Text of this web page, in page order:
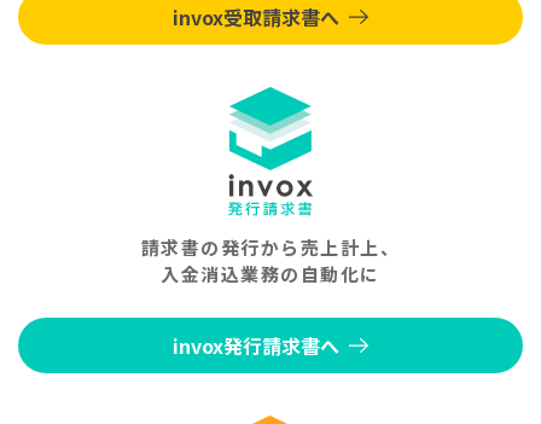
invox受取請求書へ
請求書の発行から売上計上、
入金消込業務の自動化に
invox発行請求書へ